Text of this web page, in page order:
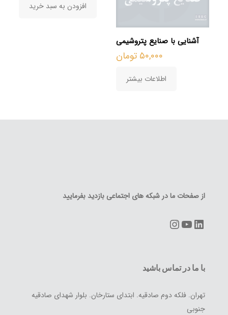
آشنایی با صنایع پتروشیمی
۵۰,۰۰۰ تومان
اطلاعات بیشتر
افزودن به سبد خرید
از صفحات ما در شبکه های اجتماعی بازدید بفرمایید
LinkedIn
YouTube
Instagram
با ما در تماس باشید
تهران. فلکه دوم صادقیه. ابتدای ستارخان. بلوار شهدای صادقیه
جنوبی